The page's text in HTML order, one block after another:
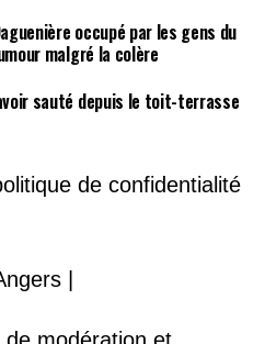
occupé par les gens du
malgré la colère
sauté depuis le toit-terrasse
de confidentialité
|